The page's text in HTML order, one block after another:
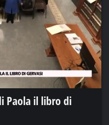
Paola il libro di